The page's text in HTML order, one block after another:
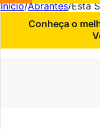
Início/Abrantes/Esta
Conheça o